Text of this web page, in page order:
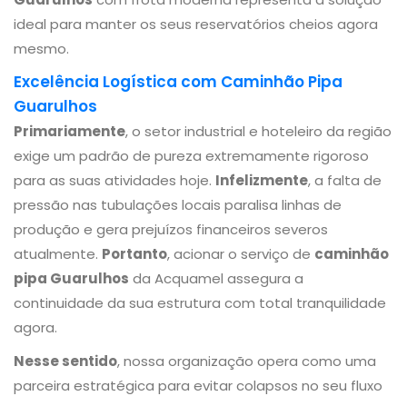
ideal para manter os seus reservatórios cheios agora
mesmo.
Excelência Logística com Caminhão Pipa
Guarulhos
Primariamente, o setor industrial e hoteleiro da região
exige um padrão de pureza extremamente rigoroso
para as suas atividades hoje. Infelizmente, a falta de
pressão nas tubulações locais paralisa linhas de
produção e gera prejuízos financeiros severos
atualmente. Portanto, acionar o serviço de caminhão
pipa Guarulhos da Acquamel assegura a
continuidade da sua estrutura com total tranquilidade
agora.
Nesse sentido, nossa organização opera como uma
parceira estratégica para evitar colapsos no seu fluxo